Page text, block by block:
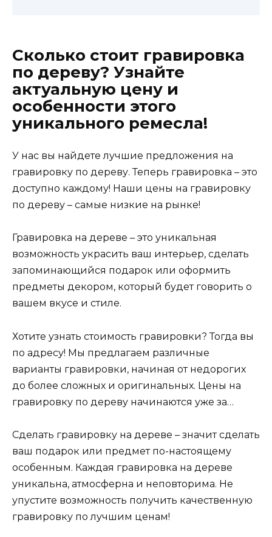
Сколько стоит гравировка
по дереву? Узнайте
актуальную цену и
особенности этого
уникального ремесла!
У нас вы найдете лучшие предложения на
гравировку по дереву. Теперь гравировка – это
доступно каждому! Наши цены на гравировку
по дереву – самые низкие на рынке!
Гравировка на дереве – это уникальная
возможность украсить ваш интерьер, сделать
запоминающийся подарок или оформить
предметы декором, который будет говорить о
вашем вкусе и стиле.
Хотите узнать стоимость гравировки? Тогда вы
по адресу! Мы предлагаем различные
варианты гравировки, начиная от недорогих
до более сложных и оригинальных. Цены на
гравировку по дереву начинаются уже за…
Сделать гравировку на дереве – значит сделать
ваш подарок или предмет по-настоящему
особенным. Каждая гравировка на дереве
уникальна, атмосферна и неповторима. Не
упустите возможность получить качественную
гравировку по лучшим ценам!